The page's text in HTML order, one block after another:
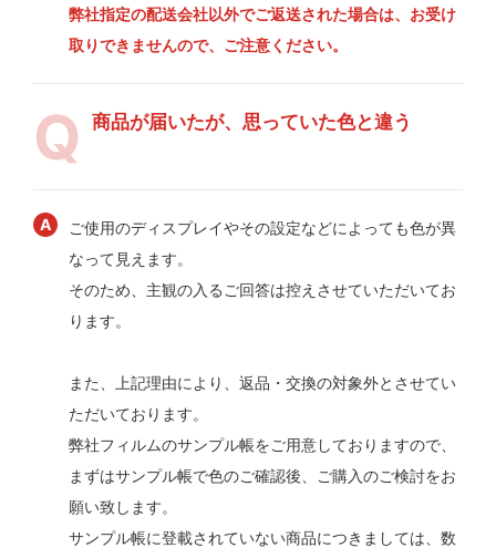
弊社指定の配送会社以外でご返送された場合は、お受け
取りできませんので、ご注意ください。
商品が届いたが、思っていた色と違う
ご使用のディスプレイやその設定などによっても色が異
なって見えます。
そのため、主観の入るご回答は控えさせていただいてお
ります。
また、上記理由により、返品・交換の対象外とさせてい
ただいております。
弊社フィルムのサンプル帳をご用意しておりますので、
まずはサンプル帳で色のご確認後、ご購入のご検討をお
願い致します。
サンプル帳に登載されていない商品につきましては、数